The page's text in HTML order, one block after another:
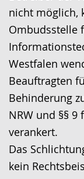
nicht möglich,
Ombudsstelle
Westfalen
Beauftragten
Behinderung
NRW und §§ 9
verankert.
Das
kein
h
t
e
n
S
p
r
a
c
h
r
e
A
u
d
i
o
-
U
n
o
i
n
D
e
u
t
s
c
h